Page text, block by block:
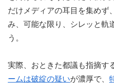
だけメディアの耳目を集めず
み、可能な限り、シレッと軌
う。
実際、おときた都議も指摘す
ームは破綻の疑いが濃厚で、